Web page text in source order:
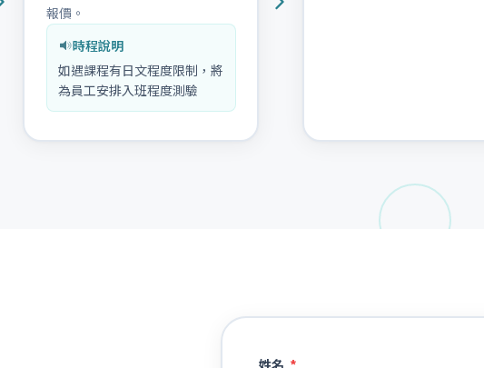
報價。
時程說明
如遇課程有日文程度限制，將
為員工安排入班程度測驗
姓名 *